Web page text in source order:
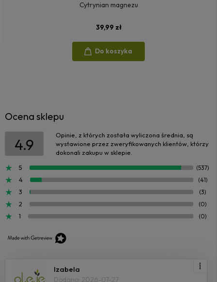
Cytrynian magnezu
39,99 zł
Do koszyka
Ocena sklepu
4.9
Opinie, z których została wyliczona średnia, są
wystawione przez zweryfikowanych klientów, którzy
dokonali zakupu w sklepie.
5
(537)
4 (41)
3 (3)
2 (0)
1 (0)
Izabela
Dodano: 2026-07-27